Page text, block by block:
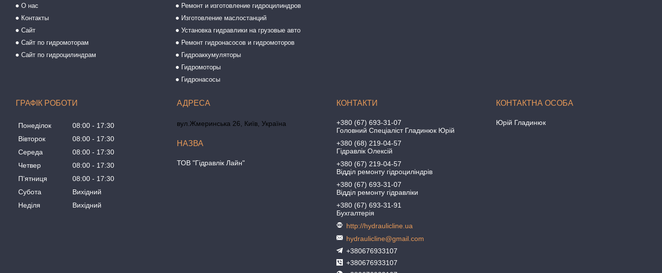
О нас
Контакты
Сайт
Сайт по гидромоторам
Сайт по гидроцилиндрам
Ремонт и изготовление гидроцилиндров
Изготовление маслостанций
Установка гидравлики на грузовые авто
Ремонт гидронасосов и гидромоторов
Гидроаккумуляторы
Гидромоторы
Гидронасосы
ГРАФІК РОБОТИ
Понеділок 08:00
17:30
Вівторок
08:00
17:30
Середа
08:00
17:30
Четвер
08:00
17:30
Пʼятниця
08:00
17:30
Субота
Вихідний
Неділя
Вихідний
вул.Жмеринська 26, Київ, Україна
ТОВ "Гідравлік Лайн"
+380 (67) 693-31-07
Головний Спеціаліст Гладинюк Юрій
+380 (68) 219-04-57
Гідравлік Олексій
+380 (67) 219-04-57
Відділ ремонту гідроциліндрів
+380 (67) 693-31-07
Відділ ремонту гідравліки
+380 (67) 693-31-91
Бухгалтерія
http://hydraulicline.ua
hydraulicline@gmail.com
+380676933107
+380676933107
Юрій Гладинюк